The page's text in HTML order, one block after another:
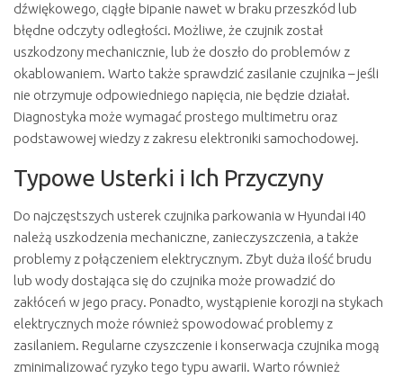
dźwiękowego, ciągłe bipanie nawet w braku przeszkód lub
błędne odczyty odległości. Możliwe, że czujnik został
uszkodzony mechanicznie, lub że doszło do problemów z
okablowaniem. Warto także sprawdzić zasilanie czujnika – jeśli
nie otrzymuje odpowiedniego napięcia, nie będzie działał.
Diagnostyka może wymagać prostego multimetru oraz
podstawowej wiedzy z zakresu elektroniki samochodowej.
Typowe Usterki i Ich Przyczyny
Do najczęstszych usterek czujnika parkowania w Hyundai i40
należą uszkodzenia mechaniczne, zanieczyszczenia, a także
problemy z połączeniem elektrycznym. Zbyt duża ilość brudu
lub wody dostająca się do czujnika może prowadzić do
zakłóceń w jego pracy. Ponadto, wystąpienie korozji na stykach
elektrycznych może również spowodować problemy z
zasilaniem. Regularne czyszczenie i konserwacja czujnika mogą
zminimalizować ryzyko tego typu awarii. Warto również